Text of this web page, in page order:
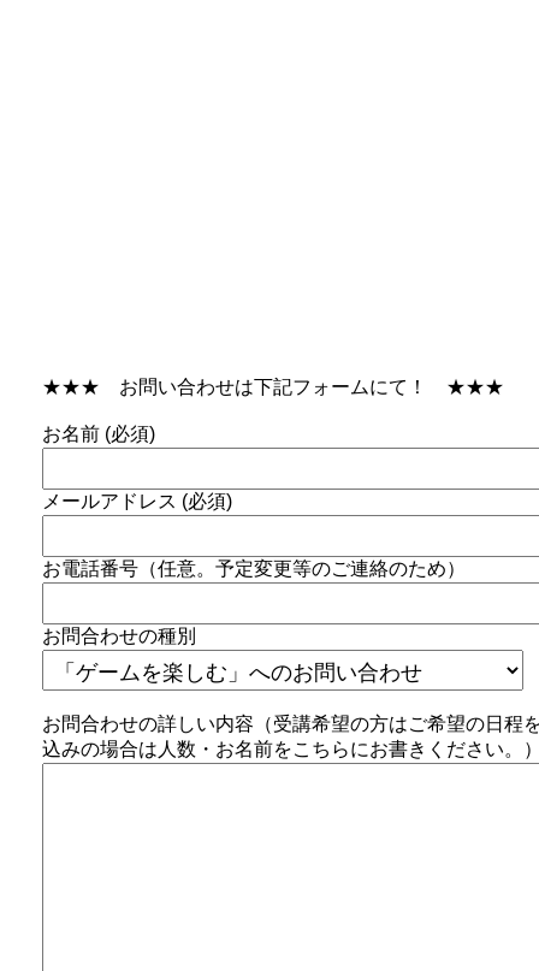
★★★ お問い合わせは下記フォームにて！ ★★★
お名前 (必須)
メールアドレス (必須)
お電話番号（任意。予定変更等のご連絡のため）
お問合わせの種別
お問合わせの詳しい内容（受講希望の方はご希望の日程
込みの場合は人数・お名前をこちらにお書きください。